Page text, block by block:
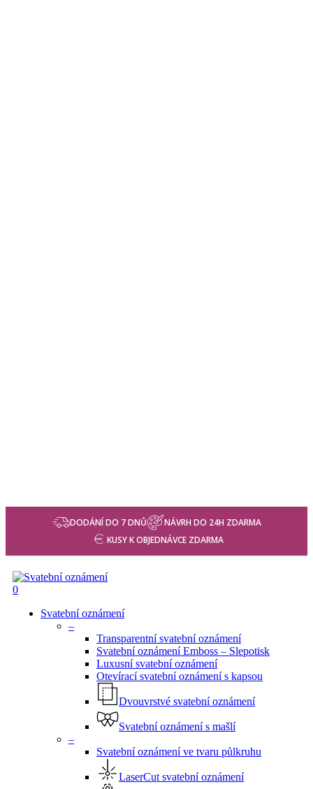
DODÁNÍ DO 7 DNŮ
NÁVRH DO 24H ZDARMA
KUSY K OBJEDNÁVCE ZDARMA
search
0
Svatební oznámení
–
Transparentní svatební oznámení
Svatební oznámení Emboss – Slepotisk
Luxusní svatební oznámení
Otevírací svatební oznámení s kapsou
Dvouvrstvé svatební oznámení
Svatební oznámení s mašlí
–
Svatební oznámení ve tvaru půlkruhu
LaserCut svatební oznámení